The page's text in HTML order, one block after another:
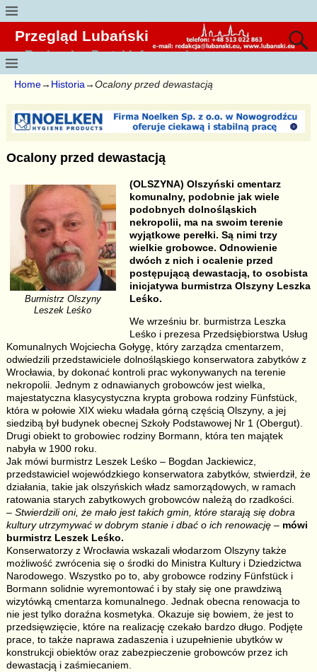
Przegląd Lubański
Regionalny Portal Informacyjny
Home→ Historia→Ocalony przed dewastacją
Ocalony przed dewastacją
Burmistrz Olszyny
Leszek Leśko
(OLSZYNA) Olszyński cmentarz
komunalny, podobnie jak wiele
podobnych dolnośląskich
nekropolii, ma na swoim terenie
wyjątkowe perełki. Są nimi trzy
wielkie grobowce. Odnowienie
dwóch z nich i ocalenie przed
postępującą dewastacją, to osobista
inicjatywa burmistrza Olszyny Leszka
Leśko.
We wrześniu br. burmistrza Leszka
Leśko i prezesa Przedsiębiorstwa Usług
Komunalnych Wojciecha Gołygę, który zarządza cmentarzem,
odwiedzili przedstawiciele dolnośląskiego konserwatora zabytków z
Wrocławia, by dokonać kontroli prac wykonywanych na terenie
nekropolii. Jednym z odnawianych grobowców jest wielka,
majestatyczna klasycystyczna krypta grobowa rodziny Fünfstück,
która w połowie XIX wieku władała górną częścią Olszyny, a jej
siedzibą był budynek obecnej Szkoły Podstawowej Nr 1 (Obergut).
Drugi obiekt to grobowiec rodziny Bormann, która ten majątek
nabyła w 1900 roku.
Jak mówi burmistrz Leszek Leśko – Bogdan Jackiewicz,
przedstawiciel wojewódzkiego konserwatora zabytków, stwierdził, że
działania, takie jak olszyńskich władz samorządowych, w ramach
ratowania starych zabytkowych grobowców należą do rzadkości.
– Stwierdzili oni, że mało jest takich gmin, które starają się dobra
kultury utrzymywać w dobrym stanie i dbać o ich renowację– mówi
burmistrz Leszek Leśko.
Konserwatorzy z Wrocławia wskazali włodarzom Olszyny także
możliwość zwrócenia się o środki do Ministra Kultury i Dziedzictwa
Narodowego. Wszystko po to, aby grobowce rodziny Fünfstück i
Bormann solidnie wyremontować i by stały się one prawdziwą
wizytówką cmentarza komunalnego. Jednak obecna renowacja to
nie jest tylko doraźna kosmetyka. Okazuje się bowiem, że jest to
przedsięwzięcie, które na realizację czekało bardzo długo. Podjęte
prace, to także naprawa zadaszenia i uzupełnienie ubytków w
konstrukcji obiektów oraz zabezpieczenie grobowców przez ich
dewastacją i zaśmiecaniem.